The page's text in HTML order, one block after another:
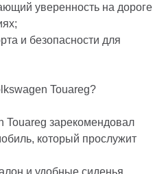
уверенность на дороге
и безопасности для
Touareg?
Touareg зарекомендовал
который прослужит
и удобные сиденья